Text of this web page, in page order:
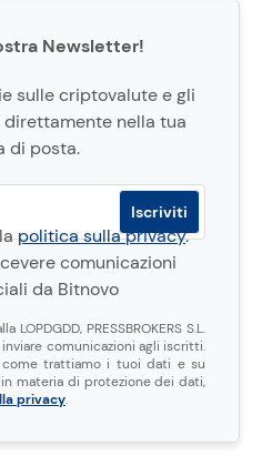
Newsletter!
sulle criptovalute e gli
nella tua
di posta.
politica sulla privacy.
comunicazioni
da Bitnovo
PRESSBROKERS S.L.
comunicazioni agli iscritti.
come trattiamo i tuoi dati e su
materia di protezione dei dati,
privacy.